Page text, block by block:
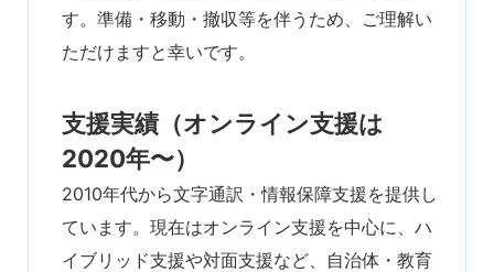
す。準備・移動・撤収等を伴うため、ご理解い
ただけますと幸いです。
支援実績（オンライン支援は
2020年〜）
2010年代から文字通訳・情報保障支援を提供し
ています。現在はオンライン支援を中心に、ハ
イブリッド支援や対面支援など、自治体・教育